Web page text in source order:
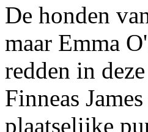
De honden
maar Emma
redden in
Finneas
plaatselijke